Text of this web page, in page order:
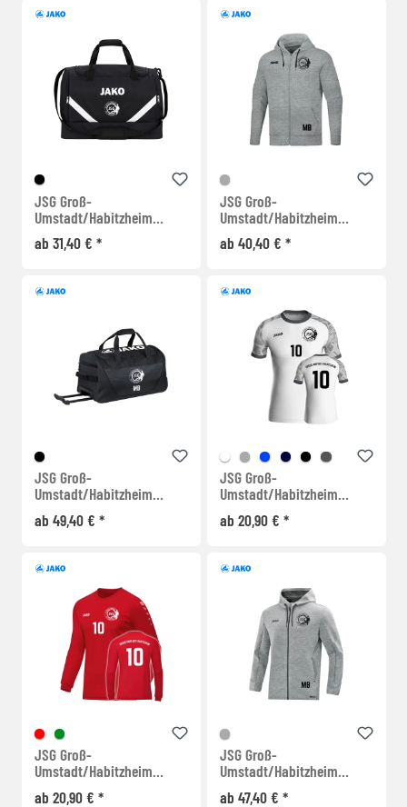
JSG Groß-
Umstadt/Habitzheim
Sporttasche
ab 31,40 € *
JSG Groß-
Umstadt/Habitzheim
Kapuzenjacke Base
ab 40,40 € *
JSG Groß-
Umstadt/Habitzheim
ab 49,40 € *
JSG Groß-
Umstadt/Habitzheim
ab 20,90 € *
JSG Groß-
Umstadt/Habitzheim
ab 20,90 € *
JSG Groß-
Umstadt/Habitzheim
ab 47,40 € *